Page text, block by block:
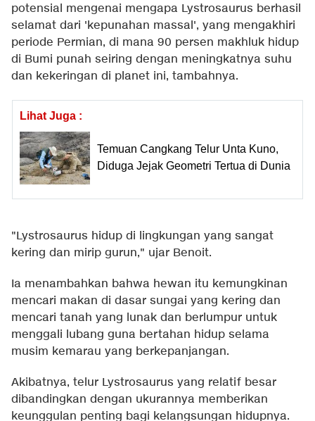
potensial mengenai mengapa Lystrosaurus berhasil
selamat dari 'kepunahan massal', yang mengakhiri
periode Permian, di mana 90 persen makhluk hidup
di Bumi punah seiring dengan meningkatnya suhu
dan kekeringan di planet ini, tambahnya.
Lihat Juga :
Temuan Cangkang Telur Unta Kuno,
Diduga Jejak Geometri Tertua di Dunia
"Lystrosaurus hidup di lingkungan yang sangat
kering dan mirip gurun," ujar Benoit.
Ia menambahkan bahwa hewan itu kemungkinan
mencari makan di dasar sungai yang kering dan
mencari tanah yang lunak dan berlumpur untuk
menggali lubang guna bertahan hidup selama
musim kemarau yang berkepanjangan.
Akibatnya, telur Lystrosaurus yang relatif besar
dibandingkan dengan ukurannya memberikan
keunggulan penting bagi kelangsungan hidupnya.